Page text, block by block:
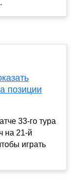
позиции
33-го тура
на 21-й
играть